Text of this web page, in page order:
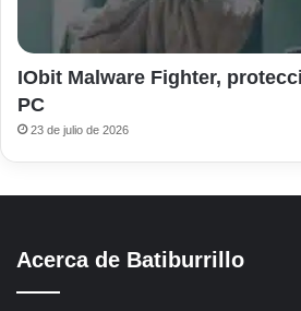
IObit Malware Fighter,
PC
23 de julio de 2026
Acerca de Batiburrillo